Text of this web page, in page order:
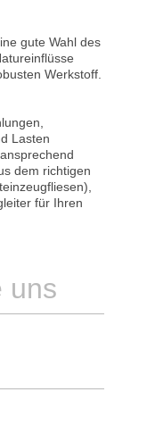
gute Wahl des
Werkstoff.
Lasten
dem richtigen
für Ihren
uns